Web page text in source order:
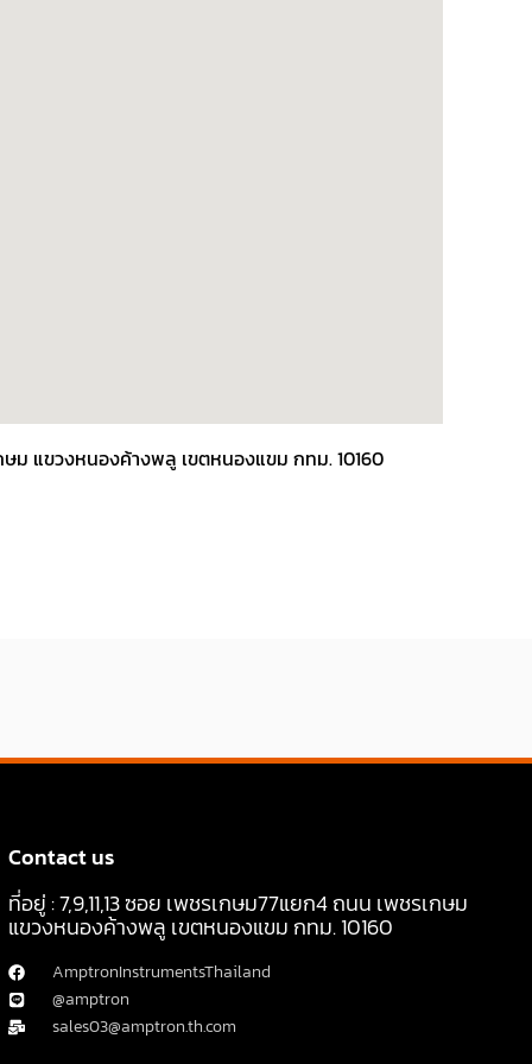
ษม แขวงหนองค้างพลู เขตหนองแขม กทม. 10160
Contact us
ที่อยู่ : 7,9,11,13 ซอย เพชรเกษม77แยก4 ถนน เพชรเกษม
แขวงหนองค้างพลู เขตหนองแขม กทม. 10160
AmptronInstrumentsThailand
@amptron
sales03@amptron.th.com